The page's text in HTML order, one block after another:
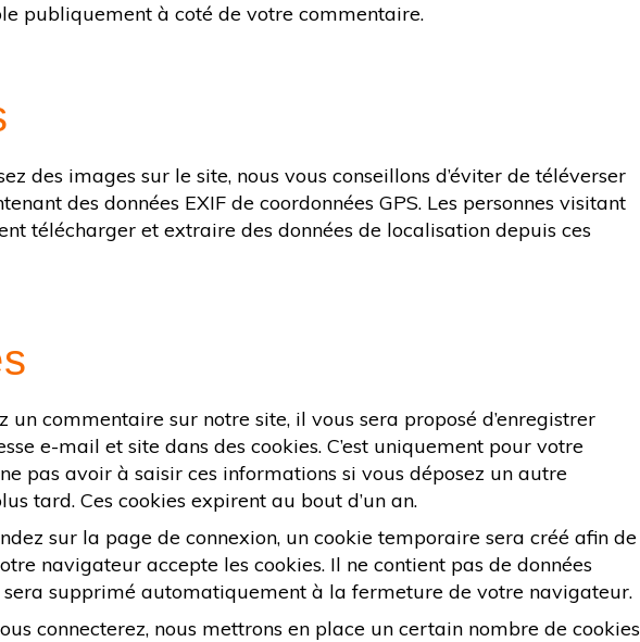
publiquement à coté de votre commentaire.
des images sur le site, nous vous conseillons d’éviter de téléverser
des données EXIF de coordonnées GPS. Les personnes visitant
télécharger et extraire des données de localisation depuis ces
un commentaire sur notre site, il vous sera proposé d’enregistrer
e-mail et site dans des cookies. C’est uniquement pour votre
pas avoir à saisir ces informations si vous déposez un autre
tard. Ces cookies expirent au bout d’un an.
sur la page de connexion, un cookie temporaire sera créé afin de
navigateur accepte les cookies. Il ne contient pas de données
sera supprimé automatiquement à la fermeture de votre navigateur.
connecterez, nous mettrons en place un certain nombre de cookies